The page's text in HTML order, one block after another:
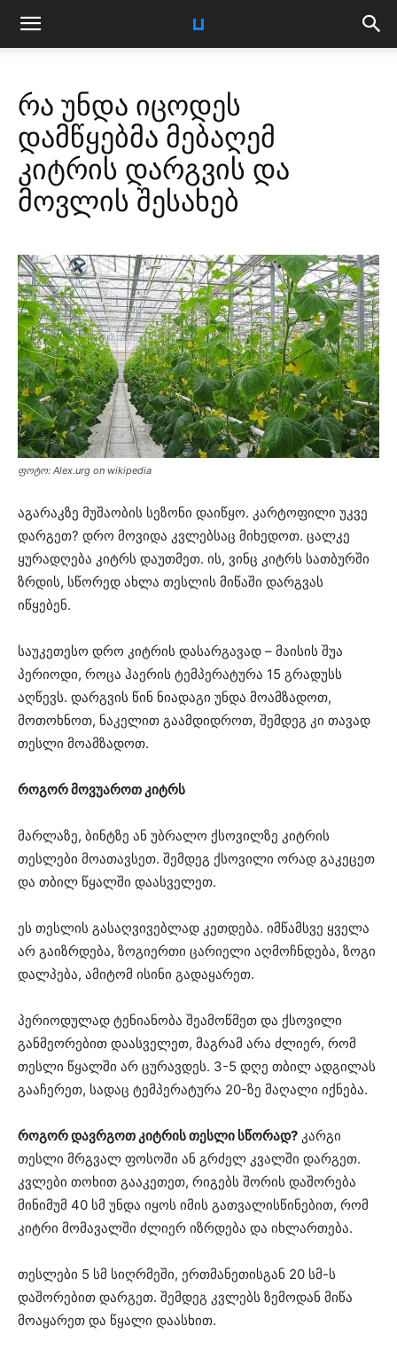
რა უნდა იცოდეს
დამწყებმა მებაღემ
კიტრის დარგვის და
მოვლის შესახებ
ფოტო: Alex.urg on wikipedia
აგარაკზე მუშაობის სეზონი დაიწყო. კარტოფილი უკვე
დარგეთ? დრო მოვიდა კვლებსაც მიხედოთ. ცალკე
ყურადღება კიტრს დაუთმეთ. ის, ვინც კიტრს სათბურში
ზრდის, სწორედ ახლა თესლის მიწაში დარგვას
იწყებენ.
საუკეთესო დრო კიტრის დასარგავად – მაისის შუა
პერიოდი, როცა ჰაერის ტემპერატურა 15 გრადუსს
აღწევს. დარგვის წინ ნიადაგი უნდა მოამზადოთ,
მოთოხნოთ, ნაკელით გაამდიდროთ, შემდეგ კი თავად
თესლი მოამზადოთ.
როგორ მოვუაროთ კიტრს
მარლაზე, ბინტზე ან უბრალო ქსოვილზე კიტრის
თესლები მოათავსეთ. შემდეგ ქსოვილი ორად გაკეცეთ
და თბილ წყალში დაასველეთ.
ეს თესლის გასაღვივებლად კეთდება. იმწამსვე ყველა
არ გაიზრდება, ზოგიერთი ცარიელი აღმოჩნდება, ზოგი
დალპება, ამიტომ ისინი გადაყარეთ.
პერიოდულად ტენიანობა შეამოწმეთ და ქსოვილი
განმეორებით დაასველეთ, მაგრამ არა ძლიერ, რომ
თესლი წყალში არ ცურავდეს. 3-5 დღე თბილ ადგილას
გააჩერეთ, სადაც ტემპერატურა 20-ზე მაღალი იქნება.
როგორ დავრგოთ კიტრის თესლი სწორად? კარგი
თესლი მრგვალ ფოსოში ან გრძელ კვალში დარგეთ.
კვლები თოხით გააკეთეთ, რიგებს შორის დაშორება
მინიმუმ 40 სმ უნდა იყოს იმის გათვალისწინებით, რომ
კიტრი მომავალში ძლიერ იზრდება და იხლართება.
თესლები 5 სმ სიღრმეში, ერთმანეთისგან 20 სმ-ს
დაშორებით დარგეთ. შემდეგ კვლებს ზემოდან მიწა
მოაყარეთ და წყალი დაასხით.